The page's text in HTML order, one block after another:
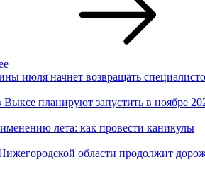
июля начнет возвращать
Выксе планируют запустить в ноябре
лета: как провести каникулы
области продолжит